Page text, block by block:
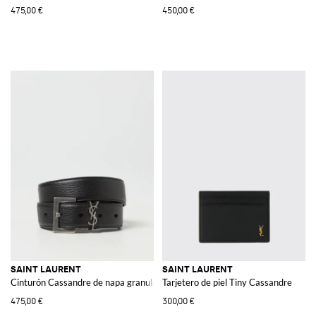
475,00 € 450,00 €
SAINT LAURENT
Cinturón Cassandre de napa granulada
475,00 €
SAINT LAURENT
Tarjetero de piel Tiny Cassandre
300,00 €